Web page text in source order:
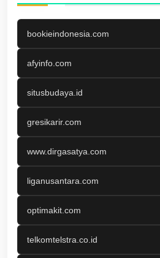
bookieindonesia.com
afyinfo.com
situsbudaya.id
gresikarir.com
www.dirgasatya.com
liganusantara.com
optimakit.com
telkomtelstra.co.id